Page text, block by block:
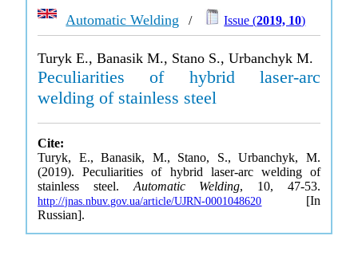
Automatic Welding / Issue (2019, 10)
Turyk E., Banasik M., Stano S., Urbanchyk M.
Peculiarities of hybrid laser-arc
welding of stainless steel
Cite:
Turyk, E., Banasik, M., Stano, S., Urbanchyk, M.
(2019). Peculiarities of hybrid laser-arc welding of
stainless steel. Automatic Welding, 10, 47-53.
http://jnas.nbuv.gov.ua/article/UJRN-0001048620 [In
Russian].